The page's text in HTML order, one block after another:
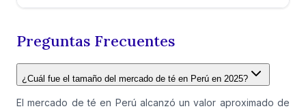
Preguntas Frecuentes
¿Cuál fue el tamaño del mercado de té en Perú en 2025?
El mercado de té en Perú alcanzó un valor aproximado de